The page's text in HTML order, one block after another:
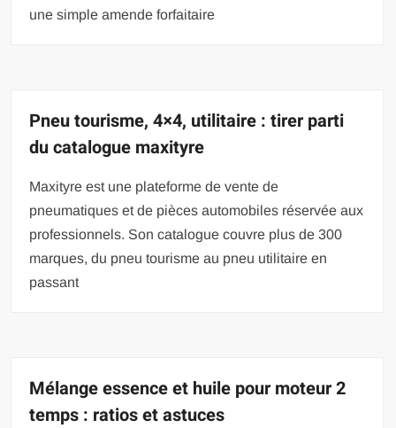
une simple amende forfaitaire
Pneu tourisme, 4×4, utilitaire : tirer parti
du catalogue maxityre
Maxityre est une plateforme de vente de
pneumatiques et de pièces automobiles réservée aux
professionnels. Son catalogue couvre plus de 300
marques, du pneu tourisme au pneu utilitaire en
passant
Mélange essence et huile pour moteur 2
temps : ratios et astuces